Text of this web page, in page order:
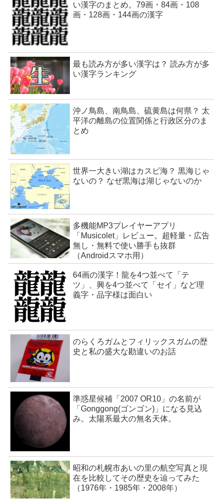
い漢字のまとめ。79画・84画・108
画・128画・144画の漢字
最も読み方が多い漢字は？ 読み方が多
い漢字ランキング
沖ノ鳥島、南鳥島、硫黄島は何県？ 太
平洋の離島の位置関係と行政区分のま
とめ
世界一大きい湖はカスピ海？ 黒海じゃ
ないの？ なぜ黒海は湖じゃないのか
多機能MP3プレイヤーアプリ
「Musicolet」レビュー。超軽量・広告
無し・無料で使い勝手も抜群
（Androidスマホ用）
64画の漢字！龍を4つ並べて「テ
ツ」、興を4つ並べて「セイ」など理
義字・品字様は面白い
のらくろガムとフィリックスガムの歴
史と私の盛大な勘違いのお話
準惑星候補「2007 OR10」の名前が
「Gonggong(ゴンゴン)」になる見込
み。太陽系最大の無名天体。
昭和の札幌市あいの里の航空写真と現
在を比較してその歴史を辿ってみた
（1976年・1985年・2008年）